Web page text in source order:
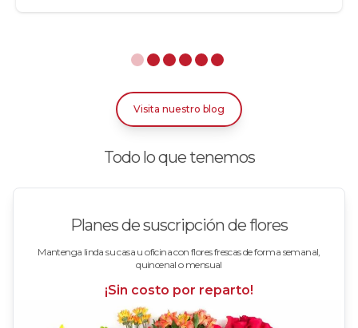
Visita nuestro blog
Todo lo que tenemos
Planes de suscripción de flores
Mantenga linda su casa u oficina con flores frescas de forma semanal,
quincenal o mensual
¡Sin costo por reparto!
Rosas Azules
Rosas Bicolor Blancas-Rojas
Rosas Blancas
Rosas Damasco
Rosas en floreros
Rosas Fucsia